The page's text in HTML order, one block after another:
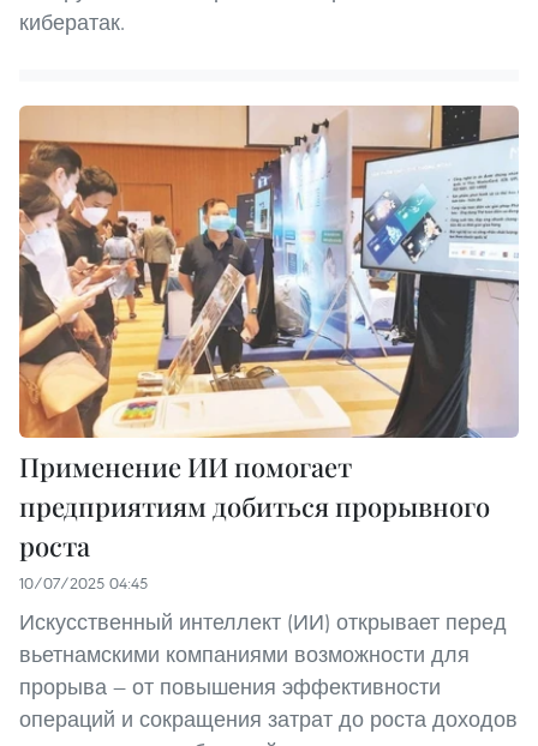
кибератак.
Применение ИИ помогает
предприятиям добиться прорывного
роста
10/07/2025 04:45
Искусственный интеллект (ИИ) открывает перед
вьетнамскими компаниями возможности для
прорыва — от повышения эффективности
операций и сокращения затрат до роста доходов